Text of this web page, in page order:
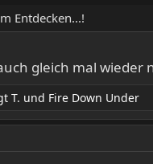
Entdecken...!
gleich mal wieder
T. und Fire Down Under